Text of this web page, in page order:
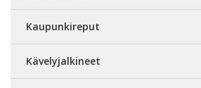
Kaupunkireput
Kävelyjalkineet